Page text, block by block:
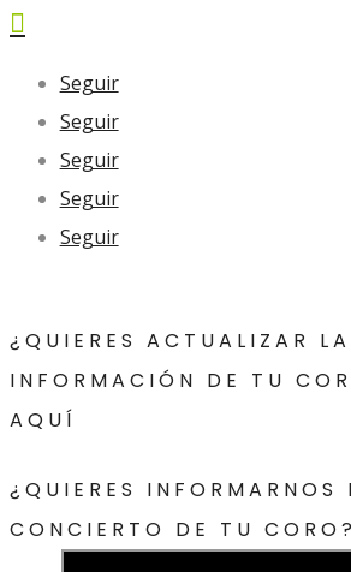

Seguir
Seguir
Seguir
Seguir
Seguir
¿QUIERES ACTUALIZAR LA
INFORMACIÓN DE TU
AQUÍ
¿QUIERES INFORMARNOS
CONCIERTO DE TU